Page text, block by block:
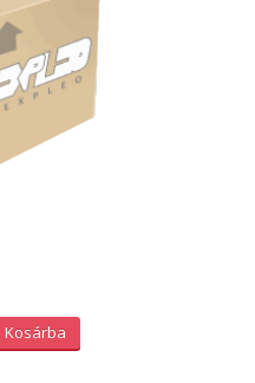
Kosárba